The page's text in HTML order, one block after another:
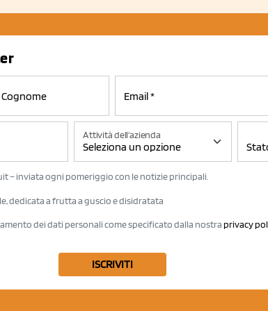
Attività dell'azienda
– inviata ogni pomeriggio con le notizie principali.
dedicata a frutta a guscio e disidratata
dei dati personali come specificato dalla nostra privacy
ISCRIVITI